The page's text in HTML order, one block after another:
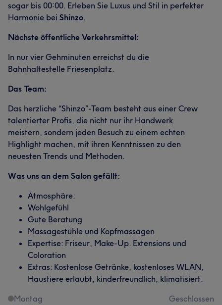
sogar bis 00:00. Erleben Sie Luxus und Stil in perfekter
Harmonie bei Shinzo.
Nächste öffentliche Verkehrsmittel:
In nur vier Gehminuten erreichst du die
Bahnhaltestelle Friesenplatz.
Das Team:
Das herzliche “Shinzo”-Team besteht aus einer Crew
talentierter Profis, die nicht nur ihr Handwerk
meistern, sondern jeden Besuch zu einem echten
Highlight machen, mit ihren Kenntnissen zu den
neuesten Trends und Methoden.
Was uns an dem Salon gefällt:
Atmosphäre:
Wohlgefühl
Gute Beratung
Massagestühle und Kopfmassagen
Expertise: Friseur, Make-Up. Extensions und
Coloration
Extras: Kostenlose Getränke, kostenloses WLAN,
Haustiere erlaubt, kinderfreundlich, klimatisiert.
Montag
Geschlossen